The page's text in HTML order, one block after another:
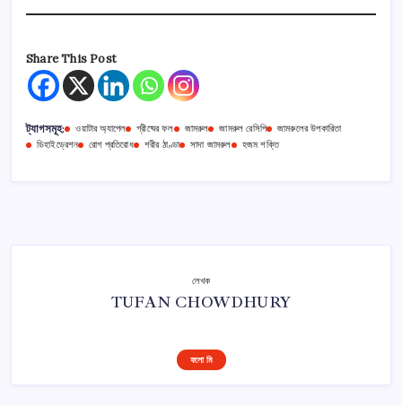
Share This Post
ট্যাগসমূহ: ওয়াটার অ্যাপেল গ্রীষ্মের ফল জামরুল জামরুল রেসিপি
জামরুলের উপকারিতা
ডিহাইড্রেশন
রোগ প্রতিরোধ শরীর ঠাণ্ডা সাদা জামরুল হজম শক্তি
লেখক
TUFAN CHOWDHURY
ফলো মি